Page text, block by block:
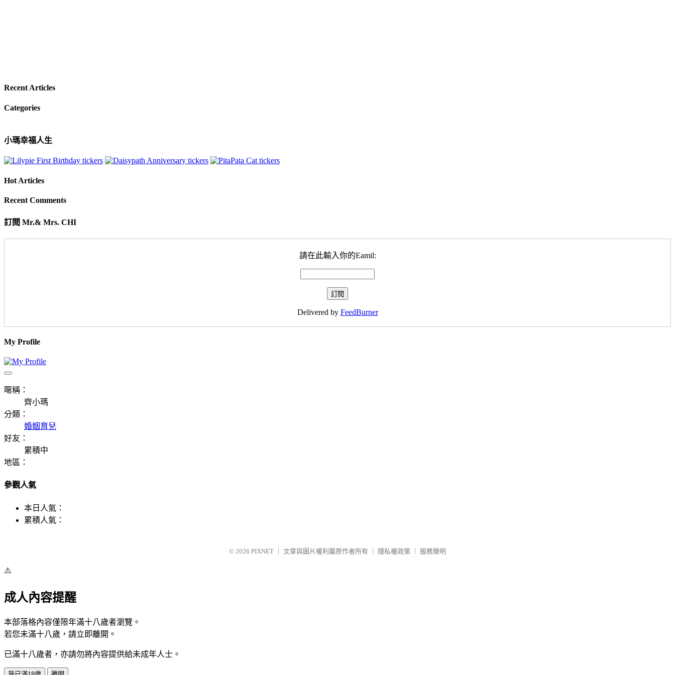
Recent Articles
Categories
小瑪幸福人生
Hot Articles
Recent Comments
訂閱 Mr.& Mrs. CHI
請在此輸入你的Eamil:
Delivered by FeedBurner
My Profile
暱稱：
齊小瑪
分類：
婚姻育兒
好友：
累積中
地區：
參觀人氣
本日人氣：
累積人氣：
© 2026 PIXNET 文章與圖片權利屬原作者所有 隱私權政策 服務聲明
⚠️
成人內容提醒
本部落格內容僅限年滿十八歲者瀏覽。
若您未滿十八歲，請立即離開。
已滿十八歲者，亦請勿將內容提供給未成年人士。